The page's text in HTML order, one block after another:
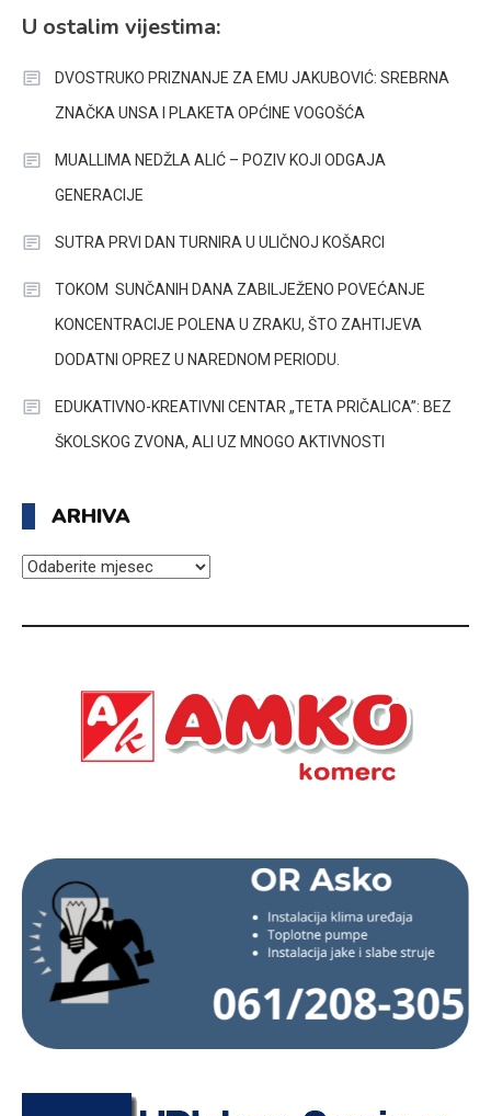
U ostalim vijestima:
DVOSTRUKO PRIZNANJE ZA EMU JAKUBOVIĆ: SREBRNA
ZNAČKA UNSA I PLAKETA OPĆINE VOGOŠĆA
MUALLIMA NEDŽLA ALIĆ – POZIV KOJI ODGAJA
GENERACIJE
SUTRA PRVI DAN TURNIRA U ULIČNOJ KOŠARCI
TOKOM SUNČANIH DANA ZABILJEŽENO POVEĆANJE
KONCENTRACIJE POLENA U ZRAKU, ŠTO ZAHTIJEVA
DODATNI OPREZ U NAREDNOM PERIODU.
EDUKATIVNO-KREATIVNI CENTAR „TETA PRIČALICA”: BEZ
ŠKOLSKOG ZVONA, ALI UZ MNOGO AKTIVNOSTI
ARHIVA
ARHIVA